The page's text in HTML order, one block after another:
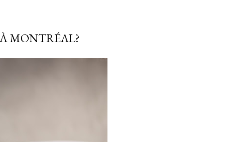
MONTRÉAL?